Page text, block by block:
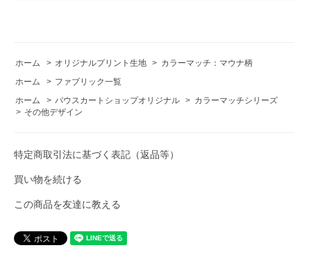
ホーム > オリジナルプリント生地 > カラーマッチ：マウナ柄
ホーム
> ファブリック一覧
ホーム
> パウスカートショップオリジナル > カラーマッチシリーズ
> その他デザイン
特定商取引法に基づく表記（返品等）
買い物を続ける
この商品を友達に教える